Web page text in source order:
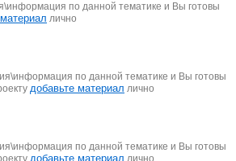
по данной тематике и Вы готовы
лично
по данной тематике и Вы готовы
добавьте материал лично
по данной тематике и Вы готовы
добавьте материал лично